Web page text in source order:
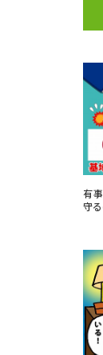
先
新生活お役立ち
学問分野解説
有
守